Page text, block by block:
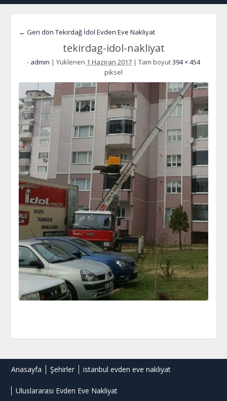
← Geri dön Tekirdağ İdol Evden Eve Nakliyat
tekirdag-idol-nakliyat
- admin | Yüklenen 1 Haziran 2017 | Tam boyut394 × 454
piksel
Anasayfa Şehirler istanbul evden eve nakliyat
Uluslararası Evden Eve Nakliyat